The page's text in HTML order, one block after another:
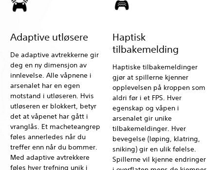
Adaptive utløsere
De adaptive avtrekkerne gir
deg en ny dimensjon av
innlevelse. Alle våpnene i
arsenalet har en egen
motstand i utløseren. Hvis
utløseren er blokkert, betyr
det at våpenet har gått i
vranglås. Et macheteangrep
føles annerledes når du
treffer enn når du bommer.
Med adaptive avtrekkere
føles hver trefning unik i
Haptisk
tilbakemelding
Haptiske tilbakemeldinger
gjør at spillerne kjenner
opplevelsen på kroppen som
aldri før i et FPS. Hver
egenskap og våpen i
arsenalet gir unike
tilbakemeldinger. Hver
bevegelse (løping, klatring,
sniking) gir en ulik følelse.
Spillerne vil kjenne endringer